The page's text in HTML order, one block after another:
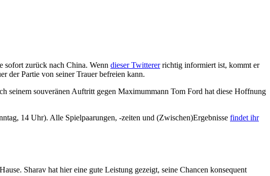
sofort zurück nach China. Wenn dieser Twittererrichtig informiert ist, kommt er
der Partie von seiner Trauer befreien kann.
seinem souveränen Auftritt gegen Maximummann Tom Ford hat diese Hoffnung
14 Uhr). Alle Spielpaarungen, -zeiten und (Zwischen)Ergebnisse findet ihr
Sharav hat hier eine gute Leistung gezeigt, seine Chancen konsequent